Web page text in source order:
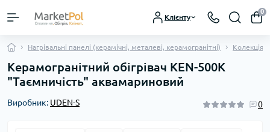
Клієнту
0
Нагрівальні панелі (керамічні, металеві, керамогранітні) Колекція
Керамогранітний обігрівач KEN-500К
"Таємничість" аквамариновий
Виробник: UDEN-S 0